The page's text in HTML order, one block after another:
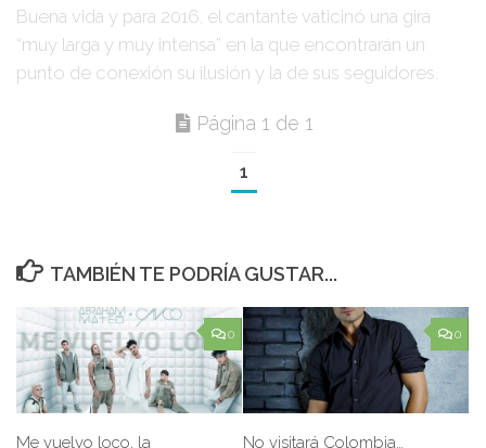
Buena vida y para 2016, el cantante vaticinó una gira
“muy larga y muy intensa” en la que encontrarán un
punto de conexión su ilusión y la de sus seguidores.
Página 1 de 1
1
TAMBIÉN TE PODRÍA GUSTAR...
0
Me vuelvo loco, la
0
No visitará Colombia…